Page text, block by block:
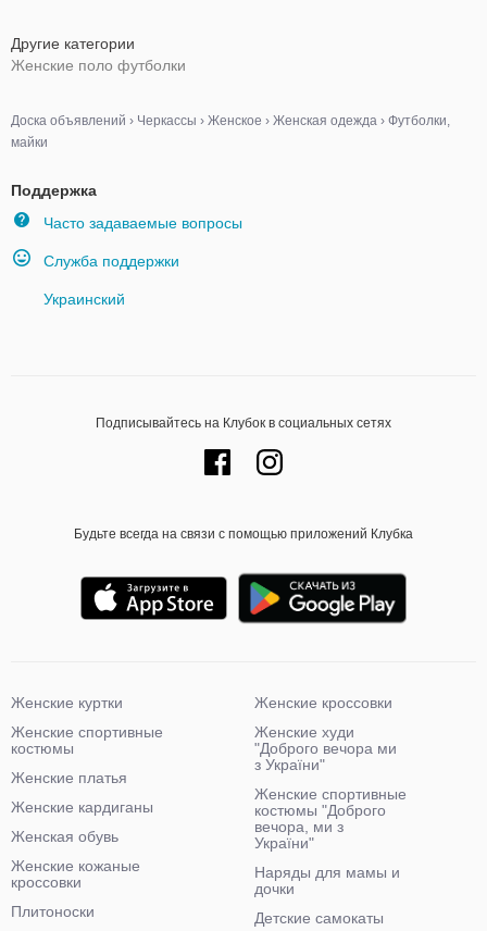
Другие категории
Женские поло футболки
Доска объявлений › Черкассы › Женское › Женская одежда › Футболки,
майки
Поддержка
Часто задаваемые вопросы
Служба поддержки
Украинский
Подписывайтесь на Клубок в социальных сетях
Будьте всегда на связи с помощью приложений Клубка
Женские куртки
Женские спортивные
костюмы
Женские платья
Женские кардиганы
Женская обувь
Женские кожаные
кроссовки
Плитоноски
Женские кроссовки
Женские худи
"Доброго вечора ми
з України"
Женские спортивные
костюмы "Доброго
вечора, ми з
України"
Наряды для мамы и
дочки
Детские самокаты